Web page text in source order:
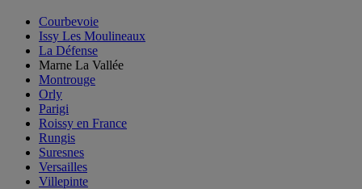
Courbevoie
Issy Les Moulineaux
La Défense
Marne La Vallée
Montrouge
Orly
Parigi
Roissy en France
Rungis
Suresnes
Versailles
Villepinte